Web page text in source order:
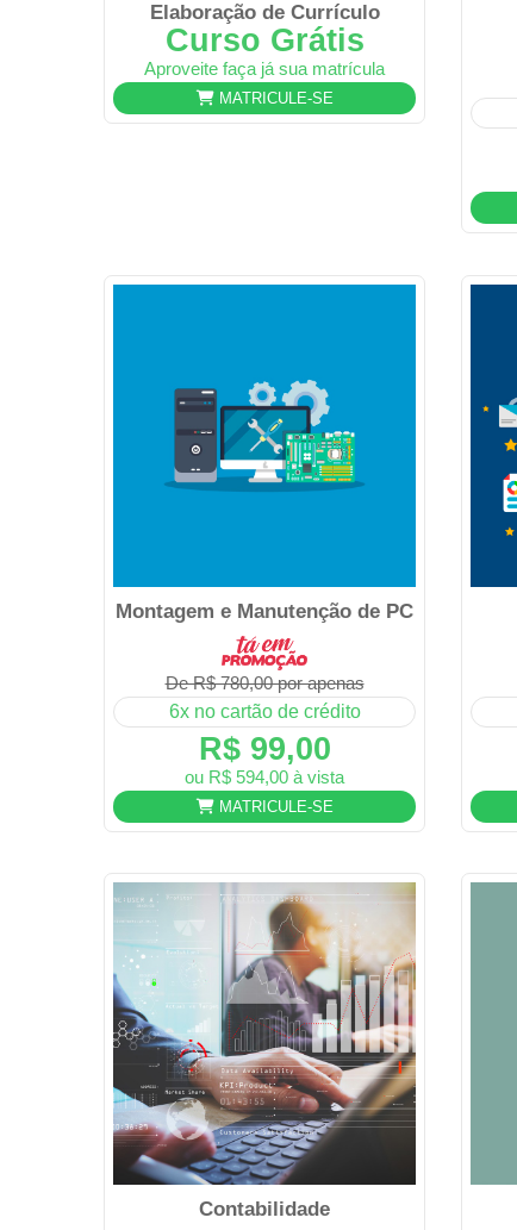
Elaboração de Currículo
Curso Grátis
Aproveite faça já sua matrícula
MATRICULE-SE
Montagem e Manutenção de PC
De R$ 780,00 por apenas
6x no cartão de crédito
R$ 99,00
ou R$ 594,00 à vista
MATRICULE-SE
Contabilidade